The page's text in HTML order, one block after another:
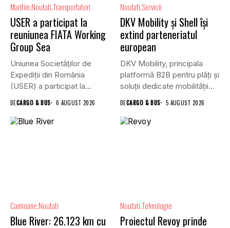
Maritim NoutatiTransportatori
USER a participat la
reuniunea FIATA Working
Group Sea
Uniunea Societăților de
Expediții din România
(USER) a participat la
DECARGO & BUS 6 AUGUST 2026
Noutati Servicii
DKV Mobility și Shell își
extind parteneriatul
european
DKV Mobility, principala
platformă B2B pentru plăți și
soluții dedicate mobilității
DECARGO & BUS 5 AUGUST 2026
Camioane Noutati
Blue River: 26.123 km cu
NoutatiTehnologie
Proiectul Revoy prinde